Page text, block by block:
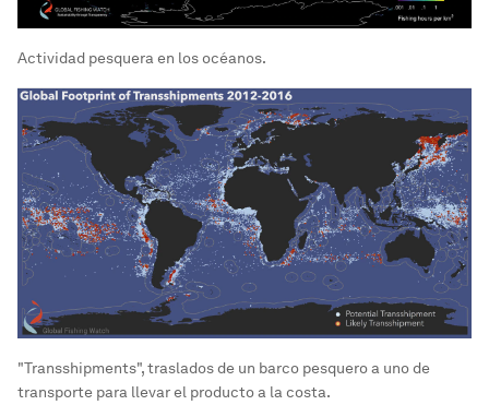
Actividad pesquera en los océanos.
"Transshipments", traslados de un barco pesquero a uno de
transporte para llevar el producto a la costa.